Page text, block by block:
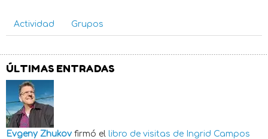
Actividad Grupos
ÚLTIMAS ENTRADAS
Evgeny Zhukov firmó el libro de visitas de Ingrid Campos